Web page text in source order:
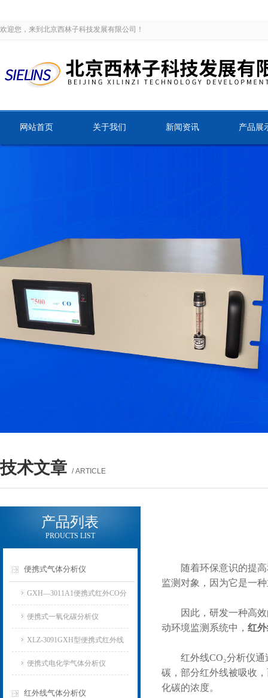
欢迎您，来到北京西林子科技发展有限公司！
网站首页 关于我们 新闻资讯 产品展
技术文章 / ARTICLE
产品列表
PROUCTS LIST
便携式气体分析仪
GXH—3011A1便携式红外CO分
析仪
便携式一氧化碳分析仪
XLZ-3091GXH型便携式红外线
分析仪
便携式电化学气体分析仪
红外线气体分析仪
随着环保意识的提高
监测对象，因为它是一
因此，研发一种高效
动环境监测系统中， 红
红外线CO₂分析仪通
碳，部分红外线被吸收
化碳的浓度。